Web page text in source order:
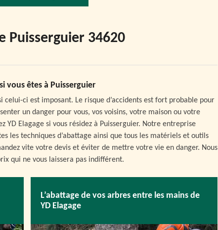
Puisserguier 34620
vous êtes à Puisserguier
ci est imposant. Le risque d’accidents est fort probable pour
un danger pour vous, vos voisins, votre maison ou votre
YD Elagage si vous résidez à Puisserguier. Notre entreprise
les techniques d’abattage ainsi que tous les matériels et outils
vite votre devis et éviter de mettre votre vie en danger. Nous
qui ne vous laissera pas indifférent.
L’abattage de vos arbres entre les mains de
YD Elagage